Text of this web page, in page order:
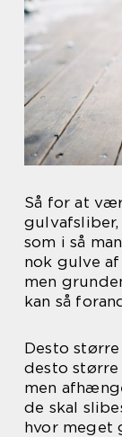
Så for at
som i så
nok gulve
men
kan så
Desto
desto større
men
de skal
hvor meget